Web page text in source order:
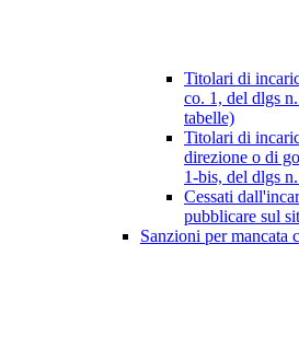
Titolari di
co. 1, del dlgs
tabelle)
Titolari di
direzione o di
1-bis, del dlgs
Cessati
pubblicare sul
Sanzioni per mancata